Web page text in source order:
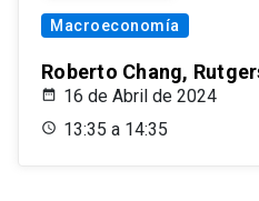
Macroeconomía
Roberto Chang,
16 de Abril de 2024
13:35 a 14:35